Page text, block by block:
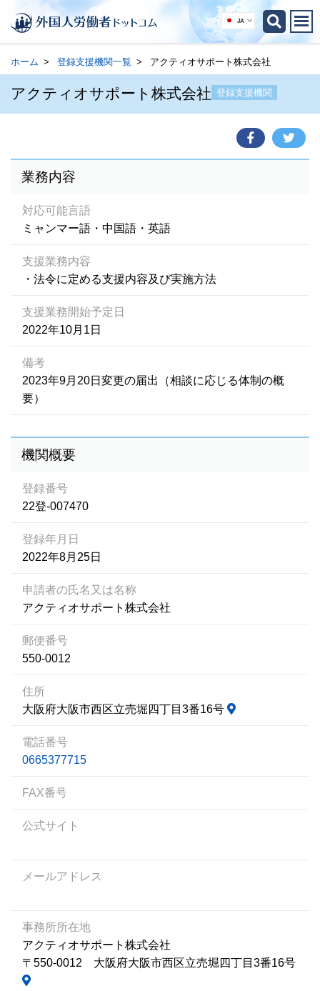
JA
ホーム 登録支援機関一覧 アクティオサポート株式会社
アクティオサポート株式会社 登録支援機関
業務内容
対応可能言語
ミャンマー語・中国語・英語
支援業務内容
・法令に定める支援内容及び実施方法
支援業務開始予定日
2022年10月1日
備考
2023年9月20日変更の届出（相談に応じる体制の概
要）
機関概要
登録番号
22登-007470
登録年月日
2022年8月25日
申請者の氏名又は名称
アクティオサポート株式会社
郵便番号
550-0012
住所
大阪府大阪市西区立売堀四丁目3番16号
電話番号
0665377715
FAX番号
公式サイト
メールアドレス
事務所所在地
アクティオサポート株式会社
〒550-0012 大阪府大阪市西区立売堀四丁目3番16号